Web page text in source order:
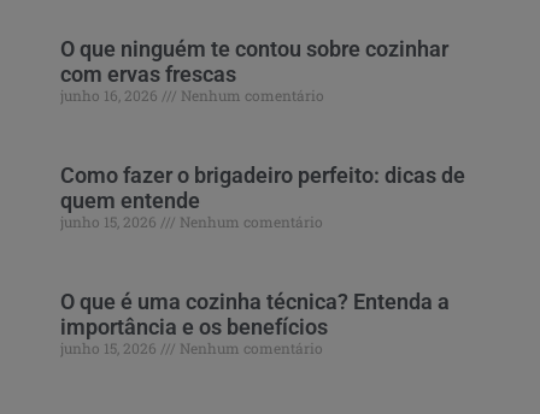
O que ninguém te contou sobre cozinhar
com ervas frescas
junho 16, 2026 Nenhum comentário
Como fazer o brigadeiro perfeito: dicas de
quem entende
junho 15, 2026 Nenhum comentário
O que é uma cozinha técnica? Entenda a
importância e os benefícios
junho 15, 2026 Nenhum comentário